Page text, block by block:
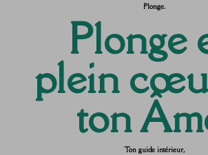
Plonge.
Plonge
plein
ton
Ton guide intérieur,